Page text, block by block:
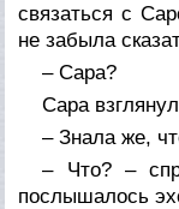
связаться с
не забыла
– Сара?
Сара
– Знала же,
– Что? –
послышалось